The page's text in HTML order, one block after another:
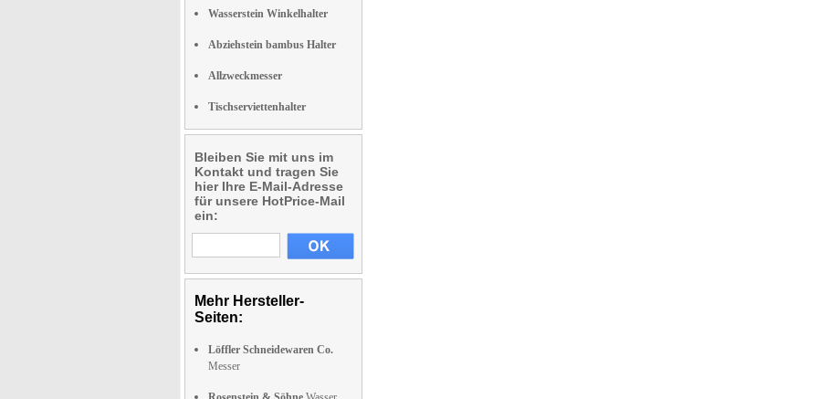
Wasserstein Winkelhalter
Abziehstein bambus Halter
Allzweckmesser
Tischserviettenhalter
Bleiben Sie mit uns im
Kontakt und tragen Sie
hier Ihre E-Mail-Adresse
für unsere HotPrice-Mail
ein:
Mehr Hersteller-
Seiten:
Löffler Schneidewaren Co.
Messer